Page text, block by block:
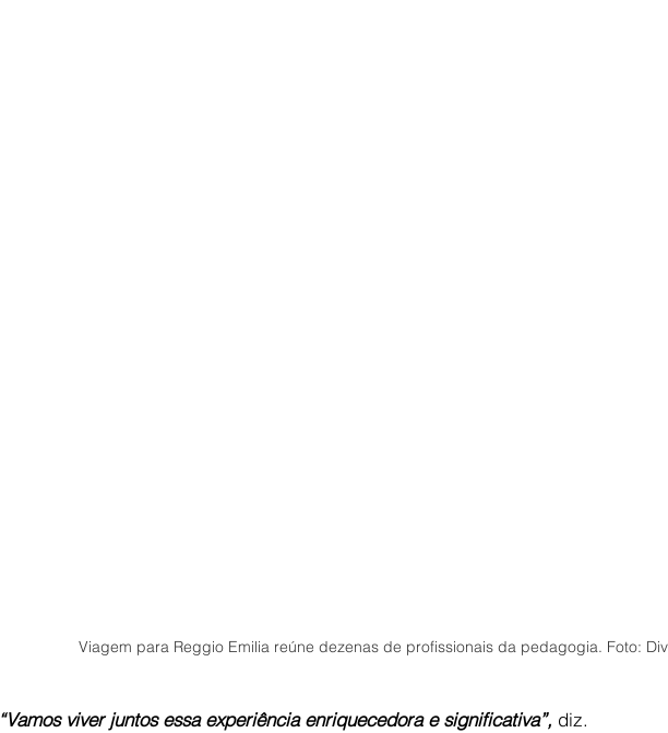
Viagem para Reggio Emilia reúne dezenas de profissionais da pedagogia. Foto:
“Vamos viver juntos essa experiência enriquecedora e significativa”, diz.